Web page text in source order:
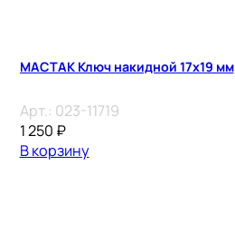
МАСТАК Ключ накидной 17х19 мм
Арт.: 023-11719
1 250 ₽
В корзину